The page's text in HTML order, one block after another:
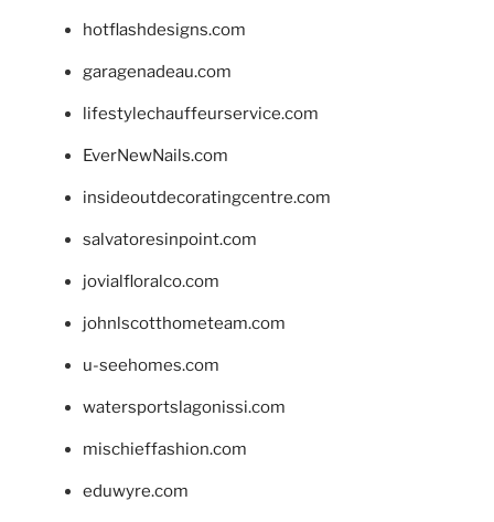
hotflashdesigns.com
garagenadeau.com
lifestylechauffeurservice.com
EverNewNails.com
insideoutdecoratingcentre.com
salvatoresinpoint.com
jovialfloralco.com
johnlscotthometeam.com
u-seehomes.com
watersportslagonissi.com
mischieffashion.com
eduwyre.com